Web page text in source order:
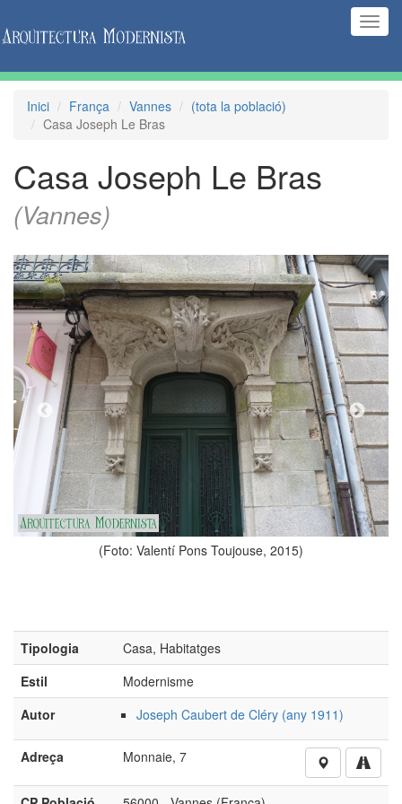
Inici França Vannes
(tota la població)
Casa Joseph Le Bras
Casa Joseph Le Bras
(Vannes)
(Foto: Valentí Pons
Tipologia
Casa, Habitatges
Estil
Modernisme
Autor
Joseph Caubert de Cléry (any 1911)
Adreça Monnaie, 7